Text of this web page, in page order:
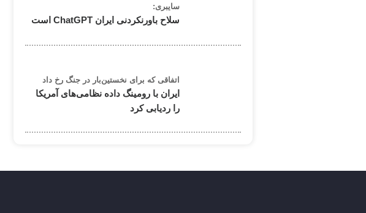
سایبری:
سلاح باورنکردنی ایران ChatGPT است
اتفاقی که برای نخستین‌بار در جنگ رخ داد
ایران با رومینگ داده نظامی‌های آمریکا
را ردیابی کرد